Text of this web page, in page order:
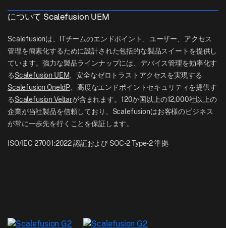
ロジスティクス
ヘルプドキュメント
ブログ
ニュースルーム
Careers
UK: +44-7520-641664
NZ: +64-9-888-4315
India: +91-63694-45500
について Scalefusion UEM
Scalefusionは、ITチームのエンドポイント、ユーザー、アクセス
管理を簡素化するために設計された包括的な製品スイートを提供し
ています。強力な製品ラインナップには、デバイス管理を効率化す
るScalefusion UEM 、安全なゼロトラストアクセスを実現する
Scalefusion OneIdP 、高度なエンドポイントセキュリティを提供す
るScalefusion Veltarが含まれます。120か国以上の12,000社以上の
企業が当社製品を信頼しており、Scalefusionはお客様のビジネス
が常に一歩先を行くことを保証します。
ISO/IEC 27001:2022 認証および SOC-2 Type-2 準拠